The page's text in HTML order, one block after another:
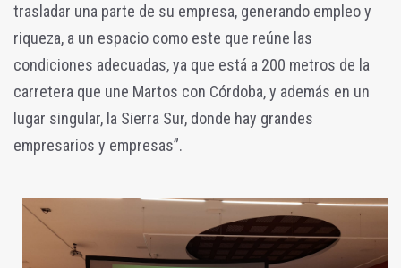
trasladar una parte de su empresa, generando empleo y
riqueza, a un espacio como este que reúne las
condiciones adecuadas, ya que está a 200 metros de la
carretera que une Martos con Córdoba, y además en un
lugar singular, la Sierra Sur, donde hay grandes
empresarios y empresas”.